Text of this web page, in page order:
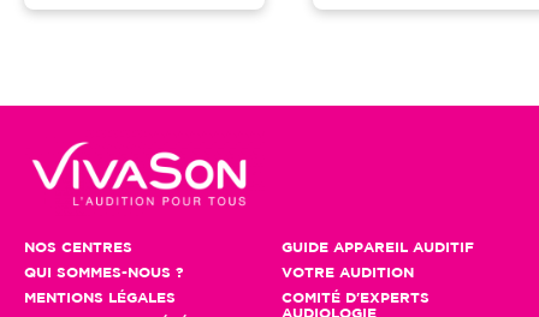
NOS CENTRES
QUI SOMMES-NOUS ?
MENTIONS LÉGALES
GUIDE APPAREIL AUDITIF
VOTRE AUDITION
COMITÉ D'EXPERTS
AUDIOLOGIE